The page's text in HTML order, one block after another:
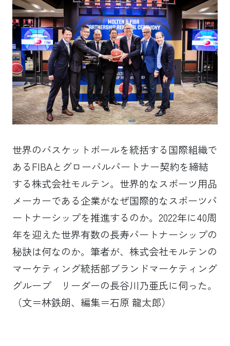
世界のバスケットボールを統括する国際組織で
あるFIBAとグローバルパートナー契約を締結
する株式会社モルテン。世界的なスポーツ用品
メーカーである企業がなぜ国際的なスポーツパ
ートナーシップを推進するのか。2022年に40周
年を迎えた世界有数の長寿パートナーシップの
秘訣は何なのか。筆者が、株式会社モルテンの
マーケティング統括部ブランドマーケティング
グループ リーダーの長谷川乃亜氏に伺った。
（文＝林鉄朗、編集＝石原 龍太郎）